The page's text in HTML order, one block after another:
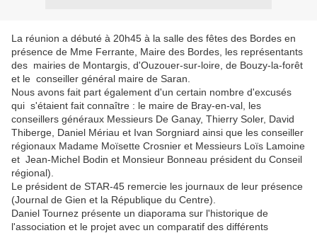
La réunion a débuté à 20h45 à la salle des fêtes des Bordes en
présence de Mme Ferrante, Maire des Bordes, les représentants
des mairies de Montargis, d'Ouzouer-sur-loire, de Bouzy-la-forêt
et le conseiller général maire de Saran.
Nous avons fait part également d'un certain nombre d'excusés
qui s'étaient fait connaître : le maire de Bray-en-val, les
conseillers généraux Messieurs De Ganay, Thierry Soler, David
Thiberge, Daniel Mériau et Ivan Sorgniard ainsi que les conseiller
régionaux Madame Moïsette Crosnier et Messieurs Loïs Lamoine
et Jean-Michel Bodin et Monsieur Bonneau président du Conseil
régional).
Le président de STAR-45 remercie les journaux de leur présence
(Journal de Gien et la République du Centre).
Daniel Tournez présente un diaporama sur l'historique de
l'association et le projet avec un comparatif des différents